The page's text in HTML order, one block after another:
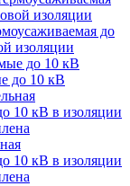
до
изоляции
до 10 кВ
10 кВ в изоляции